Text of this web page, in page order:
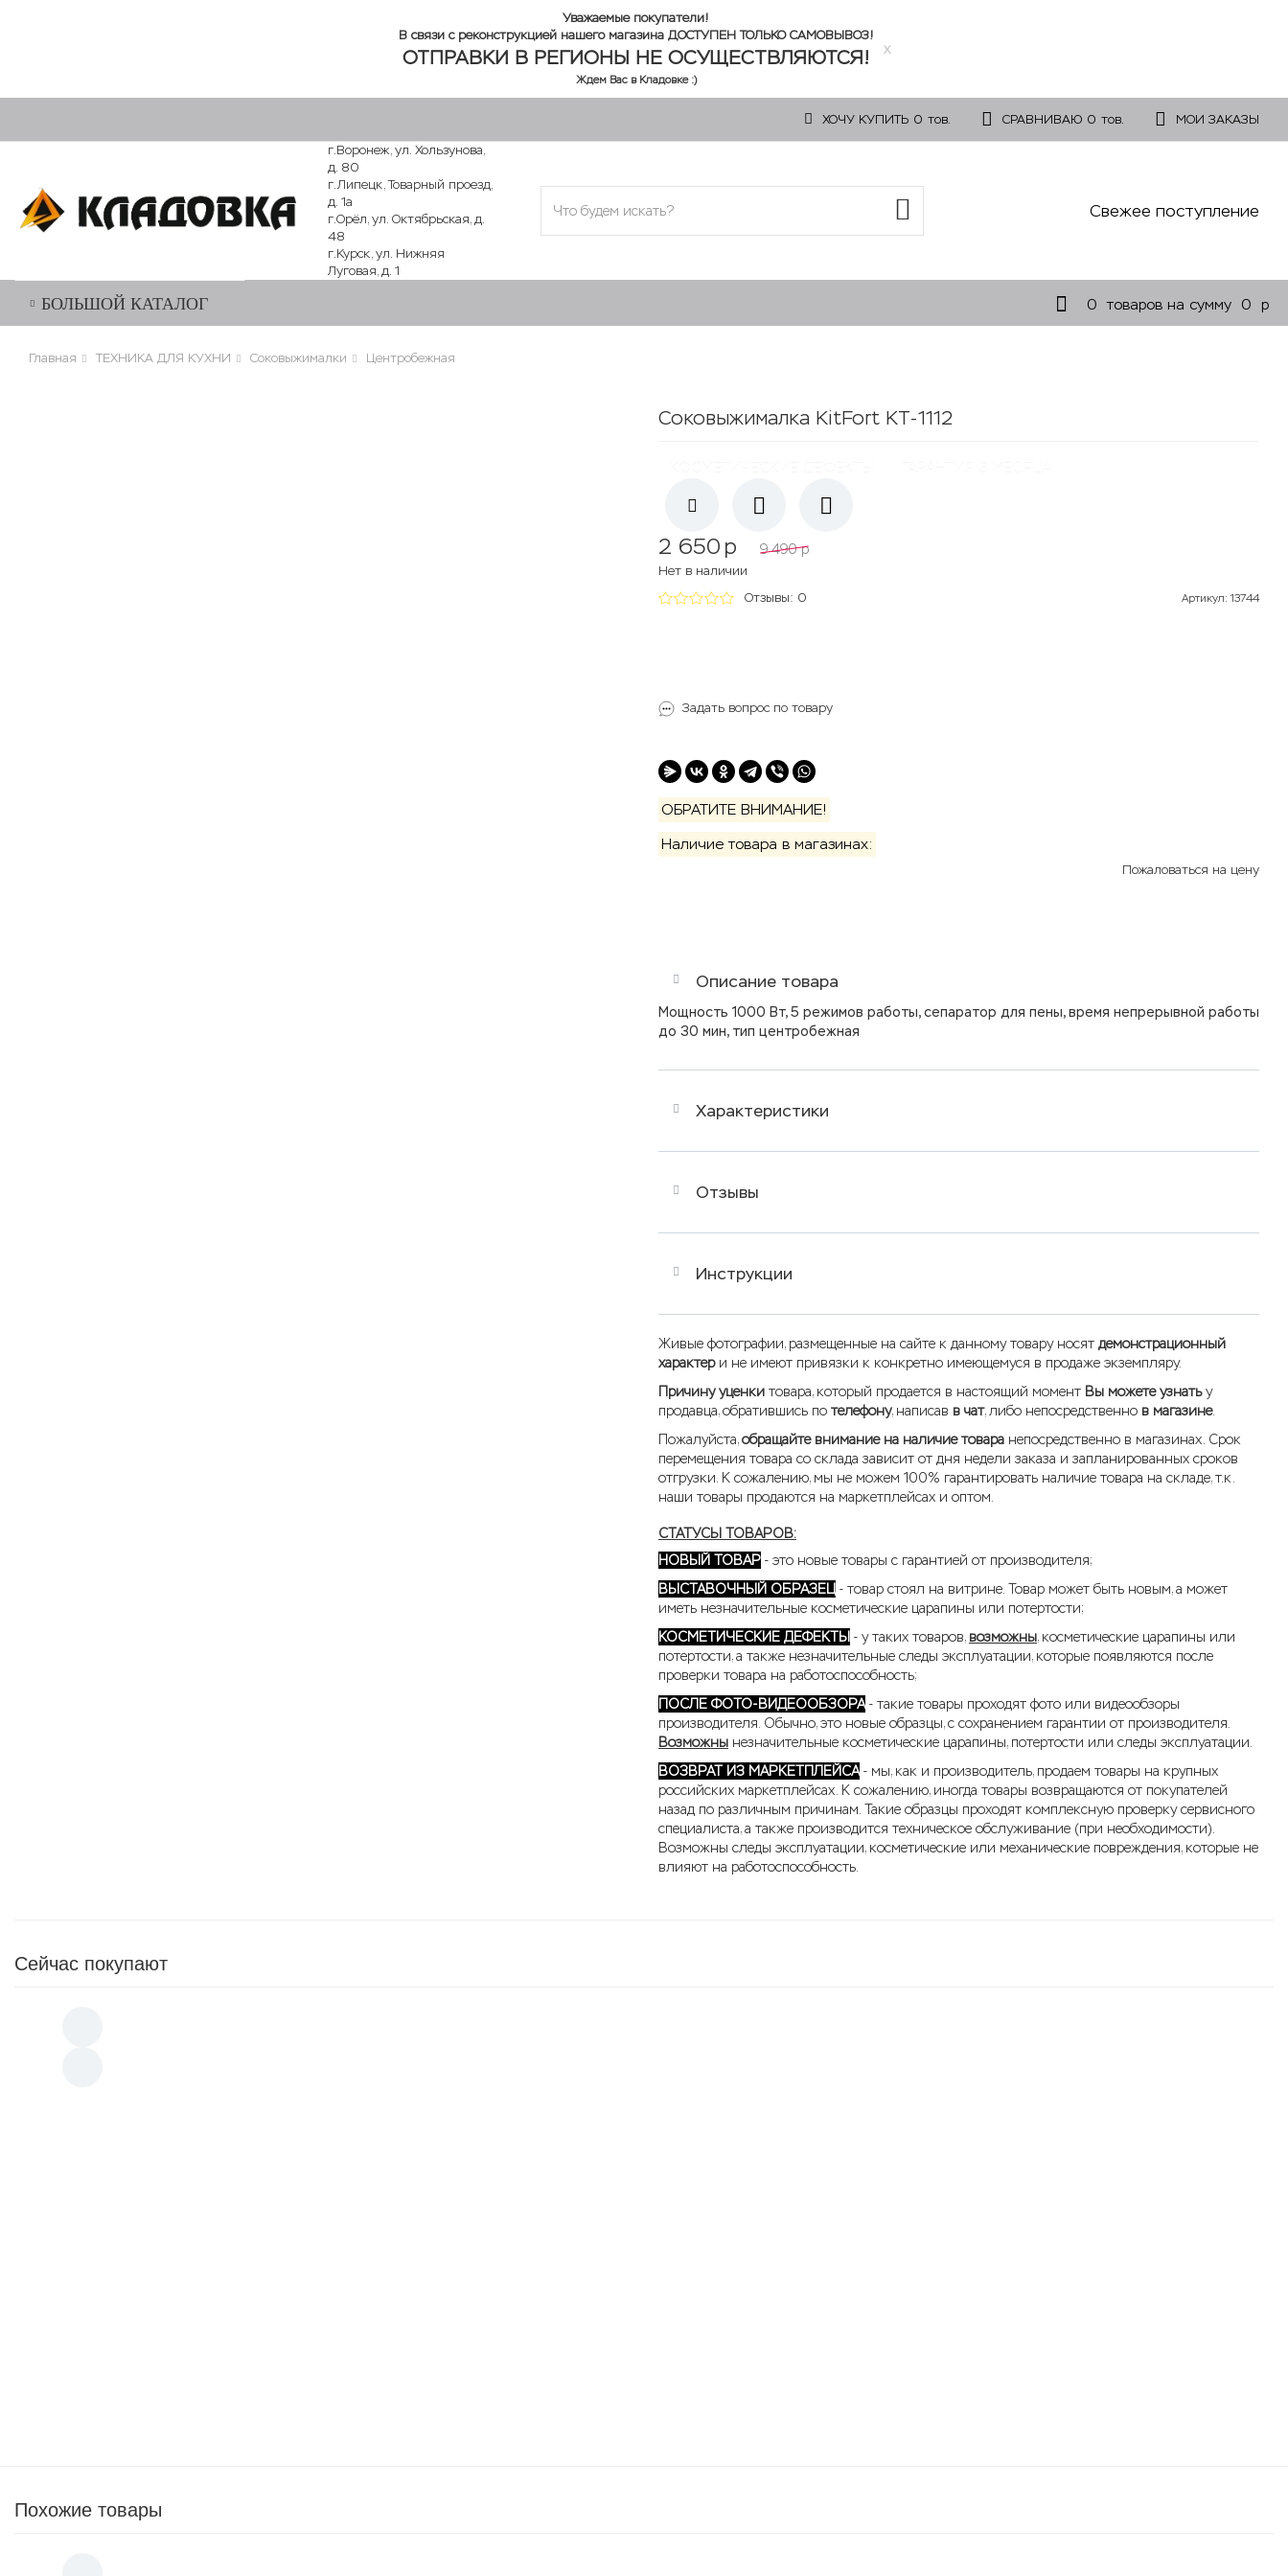
Уважаемые покупатели!
В связи с реконструкцией нашего магазина ДОСТУПЕН ТОЛЬКО САМОВЫВОЗ!
ОТПРАВКИ В РЕГИОНЫ НЕ ОСУЩЕСТВЛЯЮТСЯ!
Ждем Вас в Кладовке :)
x
ХОЧУ КУПИТЬ 0 тов. СРАВНИВАЮ 0 тов.
МОИ ЗАКАЗЫ
г.Воронеж, ул. Хользунова,
д. 80
г.Липецк, Товарный проезд,
д. 1а
г.Орёл, ул. Октябрьская, д.
48
г.Курск, ул. Нижняя
Луговая, д. 1
Свежее поступление
БОЛЬШОЙ КАТАЛОГ 0 товаров на сумму 0 p
Главная ТЕХНИКА ДЛЯ КУХНИ Соковыжималки Центробежная
Соковыжималка KitFort KT-1112
2 650 p 9 490 p
Нет в наличии
Отзывы: 0
Артикул:13744
Задать вопрос по товару
ОБРАТИТЕ ВНИМАНИЕ!
Наличие товара в магазинах:
Пожаловаться на цену
Описание товара
Мощность 1000 Вт, 5 режимов работы, сепаратор для пены, время непрерывной работы
до 30 мин, тип центробежная
Характеристики
Отзывы
Инструкции
Живые фотографии, размещенные на сайте к данному товару носят демонстрационный
характери не имеют привязки к конкретно имеющемуся в продаже экземпляру.
Причину уценки товара, который продается в настоящий момент Вы можете узнатьу
продавца, обратившись по телефону, написав в чат, либо непосредственно в магазине.
Пожалуйста,обращайте внимание на наличие товара непосредственно в магазинах. Срок
перемещения товара со склада зависит от дня недели заказа и запланированных сроков
отгрузки. К сожалению, мы не можем 100% гарантировать наличие товара на складе, т.к.
наши товары продаются на маркетплейсах и оптом.
СТАТУСЫ ТОВАРОВ:
НОВЫЙ ТОВАР - это новые товары с гарантией от производителя;
ВЫСТАВОЧНЫЙ ОБРАЗЕЦ - товар стоял на витрине. Товар может быть новым, а может
иметь незначительные косметические царапины или потертости;
КОСМЕТИЧЕСКИЕ ДЕФЕКТЫ - у таких товаров, возможны, косметические царапины или
потертости, а также незначительные следы эксплуатации, которые появляются после
проверки товара на работоспособность;
ПОСЛЕ ФОТО-ВИДЕООБЗОРА - такие товары проходят фото или видеообзоры
производителя. Обычно, это новые образцы, с сохранением гарантии от производителя.
Возможны незначительные косметические царапины, потертости или следы эксплуатации.
ВОЗВРАТ ИЗ МАРКЕТПЛЕЙСА - мы, как и производитель, продаем товары на крупных
российских маркетплейсах. К сожалению, иногда товары возвращаются от покупателей
назад по различным причинам. Такие образцы проходят комплексную проверку сервисного
специалиста, а также производится техническое обслуживание (при необходимости).
Возможны следы эксплуатации, косметические или механические повреждения, которые не
влияют на работоспособность.
Сейчас покупают
Похожие товары